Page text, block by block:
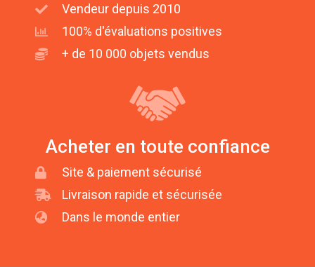
Vendeur depuis 2010
100% d'évaluations positives
+ de 10 000 objets vendus
Acheter en toute confiance
Site & paiement sécurisé
Livraison rapide et sécurisée
Dans le monde entier